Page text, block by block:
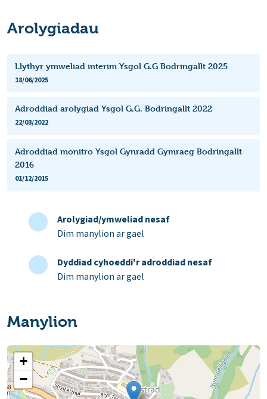
Arolygiadau
Llythyr ymweliad interim Ysgol G.G Bodringallt 2025
18/06/2025
Adroddiad arolygiad Ysgol G.G. Bodringallt 2022
22/03/2022
Adroddiad monitro Ysgol Gynradd Gymraeg Bodringallt
2016
01/12/2015
Arolygiad/ymweliad nesaf
Dim manylion ar gael
Dyddiad cyhoeddi'r adroddiad nesaf
Dim manylion ar gael
Manylion
+
−